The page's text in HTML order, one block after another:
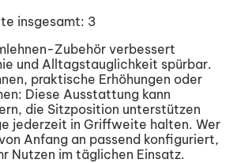
insgesamt: 3
Zubehör verbessert
und Alltagstauglichkeit spürbar.
praktische Erhöhungen oder
Diese Ausstattung kann
die Sitzposition unterstützen
jederzeit in Griffweite halten. Wer
Anfang an passend konfiguriert,
Nutzen im täglichen Einsatz.